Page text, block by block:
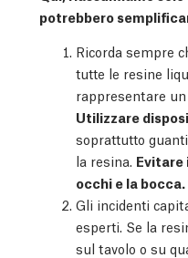
potrebbero
Ricorda sempre
tutte le resine
rappresentare
Utilizzare
soprattutto
la resina. Evitare
occhi e la bocca.
Gli incidenti
esperti. Se la
sul tavolo o su